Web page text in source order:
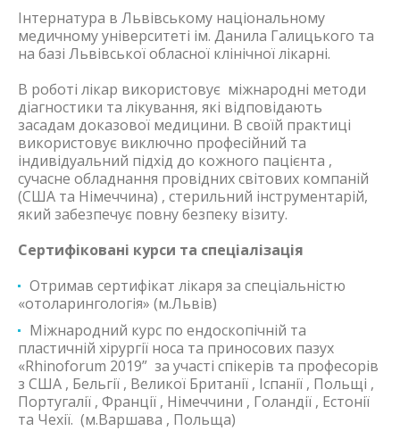
Інтернатура в Львівському національному
медичному університеті ім. Данила Галицького та
на базі Львівської обласної клінічної лікарні.
В роботі лікар використовує міжнародні методи
діагностики та лікування, які відповідають
засадам доказової медицини. В своїй практиці
використовує виключно професійний та
індивідуальний підхід до кожного пацієнта ,
сучасне обладнання провідних світових компаній
(США та Німеччина) , стерильний інструментарій,
який забезпечує повну безпеку візиту.
Сертифіковані курси та спеціалізація
Отримав сертифікат лікаря за спеціальністю
«отоларингологія» (м.Львів)
Міжнародний курс по ендоскопічній та
пластичній хірургії носа та приносових пазух
«Rhinoforum 2019” за участі спікерів та професорів
з США , Бельгії , Великої Британії , Іспанії , Польщі ,
Португалії , Франції , Німеччини , Голандії , Естонії
та Чехії. (м.Варшава , Польща)